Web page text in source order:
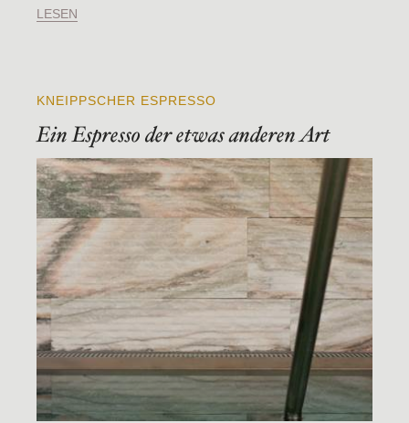
LESEN
KNEIPPSCHER ESPRESSO
Ein Espresso der etwas anderen Art